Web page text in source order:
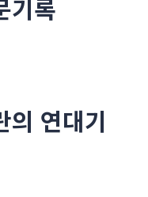
기록
의 연대기